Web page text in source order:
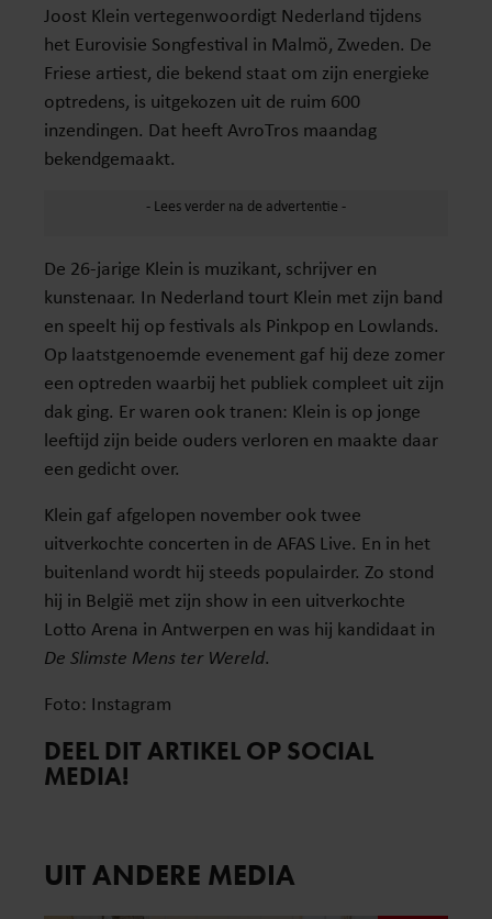
Joost Klein vertegenwoordigt Nederland tijdens
het Eurovisie Songfestival in Malmö, Zweden. De
Friese artiest, die bekend staat om zijn energieke
optredens, is uitgekozen uit de ruim 600
inzendingen. Dat heeft AvroTros maandag
bekendgemaakt.
De 26-jarige Klein is muzikant, schrijver en
kunstenaar. In Nederland tourt Klein met zijn band
en speelt hij op festivals als Pinkpop en Lowlands.
Op laatstgenoemde evenement gaf hij deze zomer
een optreden waarbij het publiek compleet uit zijn
dak ging. Er waren ook tranen: Klein is op jonge
leeftijd zijn beide ouders verloren en maakte daar
een gedicht over.
Klein gaf afgelopen november ook twee
uitverkochte concerten in de AFAS Live. En in het
buitenland wordt hij steeds populairder. Zo stond
hij in België met zijn show in een uitverkochte
Lotto Arena in Antwerpen en was hij kandidaat in
De Slimste Mens ter Wereld.
Foto: Instagram
DEEL DIT ARTIKEL OP SOCIAL
MEDIA!
UIT ANDERE MEDIA